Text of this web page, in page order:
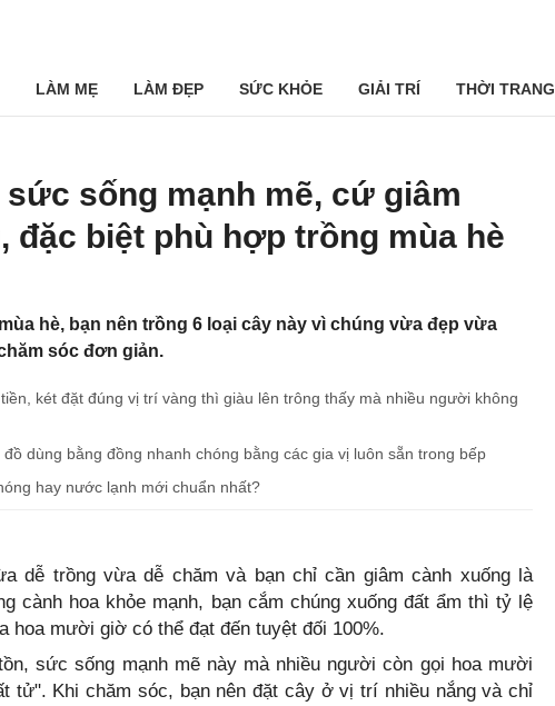
LÀM MẸ LÀM ĐẸP SỨC KHỎE GIẢI TRÍ THỜI TRANG
sức sống mạnh mẽ, cứ giâm
đặc biệt phù hợp trồng mùa hè
hè, bạn nên trồng 6 loại cây này vì chúng vừa đẹp vừa
sóc đơn giản.
két đặt đúng vị trí vàng thì giàu lên trông thấy mà nhiều người không
dùng bằng đồng nhanh chóng bằng các gia vị luôn sẵn trong bếp
hay nước lạnh mới chuẩn nhất?
dễ trồng vừa dễ chăm và bạn chỉ cần giâm cành xuống là
cành hoa khỏe mạnh, bạn cắm chúng xuống đất ẩm thì tỷ lệ
hoa mười giờ có thể đạt đến tuyệt đối 100%.
sức sống mạnh mẽ này mà nhiều người còn gọi hoa mười
tử". Khi chăm sóc, bạn nên đặt cây ở vị trí nhiều nắng và chỉ